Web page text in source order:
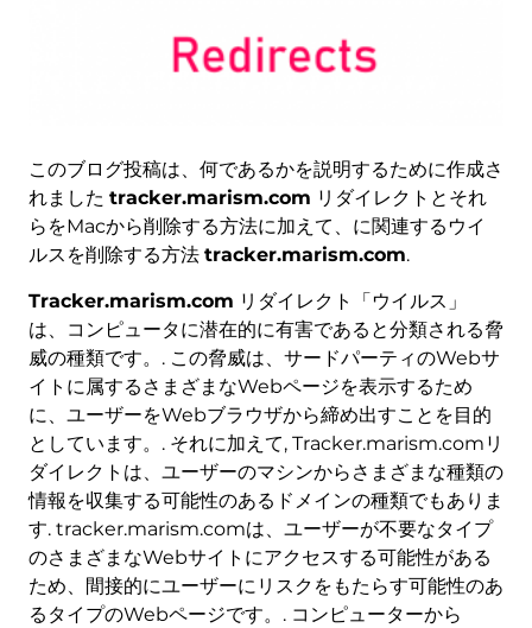
このブログ投稿は、何であるかを説明するために作成さ
れました tracker.marism.com リダイレクトとそれ
らをMacから削除する方法に加えて、に関連するウイ
ルスを削除する方法 tracker.marism.com.
Tracker.marism.com リダイレクト「ウイルス」
は、コンピュータに潜在的に有害であると分類される脅
威の種類です。. この脅威は、サードパーティのWebサ
イトに属するさまざまなWebページを表示するため
に、ユーザーをWebブラウザから締め出すことを目的
としています。. それに加えて, Tracker.marism.comリ
ダイレクトは、ユーザーのマシンからさまざまな種類の
情報を収集する可能性のあるドメインの種類でもありま
す. tracker.marism.comは、ユーザーが不要なタイプ
のさまざまなWebサイトにアクセスする可能性がある
ため、間接的にユーザーにリスクをもたらす可能性のあ
るタイプのWebページです。. コンピューターから